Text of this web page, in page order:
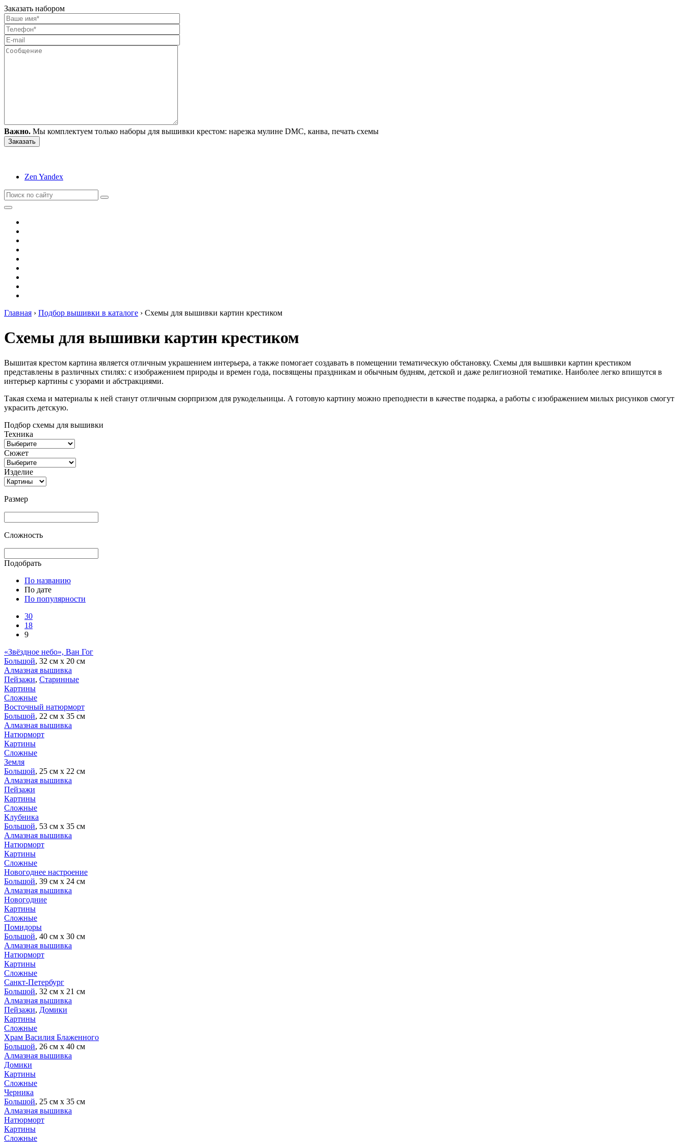
Заказать набором
Важно. Мы комплектуем только наборы для вышивки крестом: нарезка мулине DMC, канва, печать схемы
Zen Yandex
Главная › Подбор вышивки в каталоге › Схемы для вышивки картин крестиком
Схемы для вышивки картин крестиком
Вышитая крестом картина является отличным украшением интерьера, а также помогает создавать в помещении тематическую обстановку. Схемы для вышивки картин крестиком
представлены в различных стилях: с изображением природы и времен года, посвящены праздникам и обычным будням, детской и даже религиозной тематике. Наиболее легко впишутся в
интерьер картины с узорами и абстракциями.
Такая схема и материалы к ней станут отличным сюрпризом для рукодельницы. А готовую картину можно преподнести в качестве подарка, а работы с изображением милых рисунков смогут
украсить детскую.
Подбор схемы для вышивки
Техника
Сюжет
Изделие
Размер
Сложность
Подобрать
По названию
По дате
По популярности
30
18
9
«Звёздное небо», Ван Гог
Большой, 32 см х 20 см
Алмазная вышивка
Пейзажи, Старинные
Картины
Сложные
Восточный натюрморт
Большой, 22 см х 35 см
Алмазная вышивка
Натюрморт
Картины
Сложные
Земля
Большой, 25 см х 22 см
Алмазная вышивка
Пейзажи
Картины
Сложные
Клубника
Большой, 53 см х 35 см
Алмазная вышивка
Натюрморт
Картины
Сложные
Новогоднее настроение
Большой, 39 см х 24 см
Алмазная вышивка
Новогодние
Картины
Сложные
Помидоры
Большой, 40 см х 30 см
Алмазная вышивка
Натюрморт
Картины
Сложные
Санкт-Петербург
Большой, 32 см х 21 см
Алмазная вышивка
Пейзажи, Домики
Картины
Сложные
Храм Василия Блаженного
Большой, 26 см х 40 см
Алмазная вышивка
Домики
Картины
Сложные
Черника
Большой, 25 см х 35 см
Алмазная вышивка
Натюрморт
Картины
Сложные